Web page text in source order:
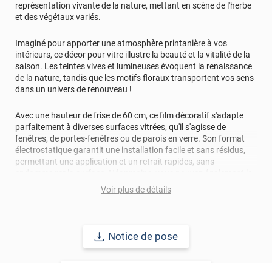
représentation vivante de la nature, mettant en scène de l'herbe
et des végétaux variés.
Imaginé pour apporter une atmosphère printanière à vos
intérieurs, ce décor pour vitre illustre la beauté et la vitalité de la
saison. Les teintes vives et lumineuses évoquent la renaissance
de la nature, tandis que les motifs floraux transportent vos sens
dans un univers de renouveau !
Avec une hauteur de frise de 60 cm, ce film décoratif s'adapte
parfaitement à diverses surfaces vitrées, qu'il s'agisse de
fenêtres, de portes-fenêtres ou de parois en verre. Son format
électrostatique garantit une installation facile et sans résidus,
permettant une application et un retrait rapides, sans
commander en version adhésif.
personnalisé et de qualité. Notre processus de fabrication
Voir plus de détails
Notice de pose